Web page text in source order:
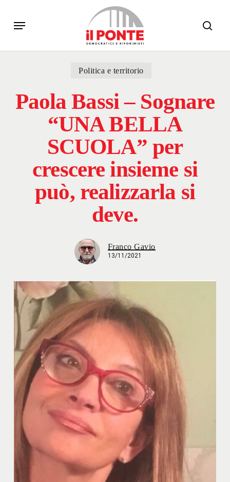
main
Menu
Politica e territorio
Paola Bassi – Sognare
“UNA BELLA
SCUOLA” per
crescere insieme si
può, realizzarla si
deve.
Franco Gavio
13/11/2021